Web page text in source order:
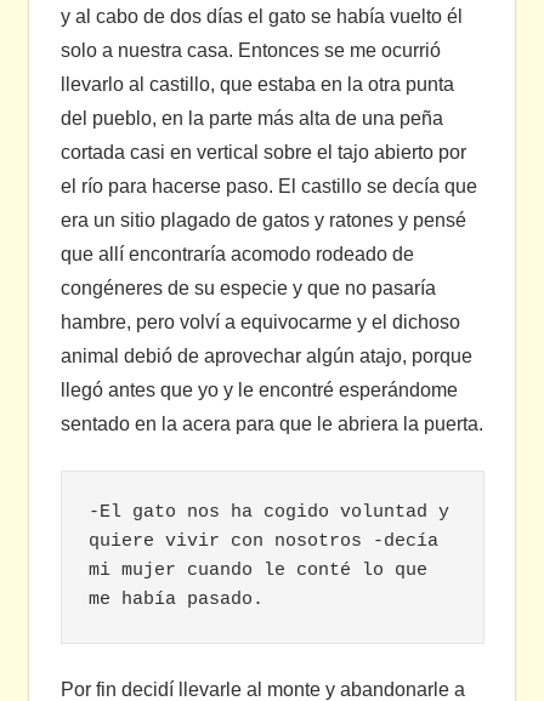
y al cabo de dos días el gato se había vuelto él
solo a nuestra casa. Entonces se me ocurrió
llevarlo al castillo, que estaba en la otra punta
del pueblo, en la parte más alta de una peña
cortada casi en vertical sobre el tajo abierto por
el río para hacerse paso. El castillo se decía que
era un sitio plagado de gatos y ratones y pensé
que allí encontraría acomodo rodeado de
congéneres de su especie y que no pasaría
hambre, pero volví a equivocarme y el dichoso
animal debió de aprovechar algún atajo, porque
llegó antes que yo y le encontré esperándome
sentado en la acera para que le abriera la puerta.
-El gato nos ha cogido voluntad y
quiere vivir con nosotros -decía
mi mujer cuando le conté lo que
me había pasado.
Por fin decidí llevarle al monte y abandonarle a